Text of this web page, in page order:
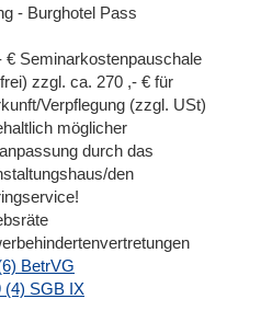
- Burghotel Pass
€ Seminarkostenpauschale
zzgl. ca. 270 ,- € für
Verpflegung (zzgl. USt)
möglicher
durch das
den
BetrVG
(4) SGB IX